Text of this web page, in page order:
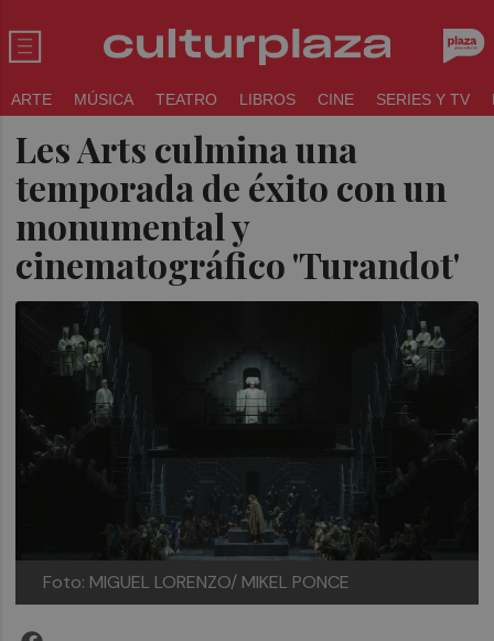
ARTE MÚSICA TEATRO LIBROS CINE SERIES Y TV
Les Arts culmina una
temporada de éxito con un
monumental y
cinematográfico 'Turandot'
Foto: MIGUEL LORENZO/ MIKEL PONCE